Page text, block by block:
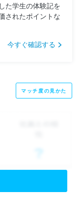
た学生の体験記を
されたポイントな
今すぐ確認する
マッチ度の見かた